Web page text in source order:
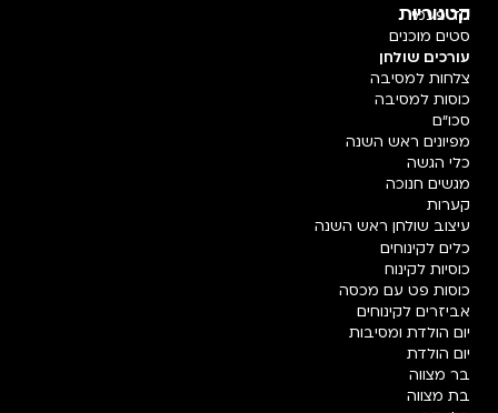
קטגוריות
חד פעמי
סטים מוכנים
עורכים שולחן
צלחות למסיבה
כוסות למסיבה
סכו"ם
מפיונים ראש השנה
כלי הגשה
מגשים חנוכה
קערות
עיצוב שולחן ראש השנה
כלים לקינוחים
כוסיות לקינוח
כוסות פט עם מכסה
אביזרים לקינוחים
יום הולדת ומסיבות
יום הולדת
בר מצווה
בת מצווה